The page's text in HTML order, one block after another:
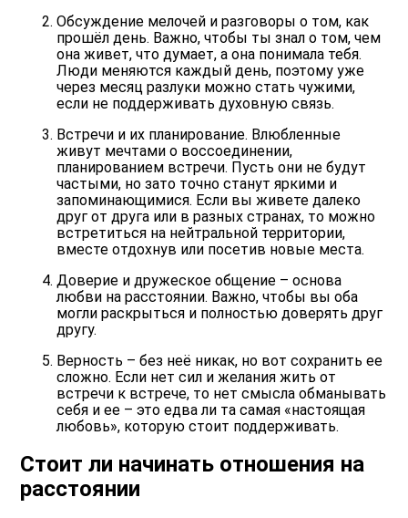
Обсуждение мелочей и разговоры о том, как
прошёл день. Важно, чтобы ты знал о том, чем
она живет, что думает, а она понимала тебя.
Люди меняются каждый день, поэтому уже
через месяц разлуки можно стать чужими,
если не поддерживать духовную связь.
Встречи и их планирование. Влюбленные
живут мечтами о воссоединении,
планированием встречи. Пусть они не будут
частыми, но зато точно станут яркими и
запоминающимися. Если вы живете далеко
друг от друга или в разных странах, то можно
встретиться на нейтральной территории,
вместе отдохнув или посетив новые места.
Доверие и дружеское общение – основа
любви на расстоянии. Важно, чтобы вы оба
могли раскрыться и полностью доверять друг
другу.
Верность – без неё никак, но вот сохранить ее
сложно. Если нет сил и желания жить от
встречи к встрече, то нет смысла обманывать
себя и ее – это едва ли та самая «настоящая
любовь», которую стоит поддерживать.
Стоит ли начинать отношения на
расстоянии